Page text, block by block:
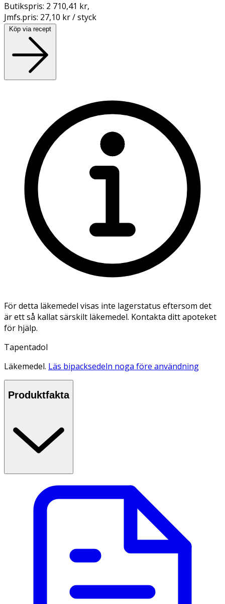
Butikspris: 2 710,41 kr,
Jmfs.pris: 27,10 kr / styck
Köp via recept
För detta läkemedel visas inte lagerstatus eftersom det
är ett så kallat särskilt läkemedel. Kontakta ditt apoteket
för hjälp.
Tapentadol
Läkemedel. Läs bipacksedeln noga före användning
Produktfakta